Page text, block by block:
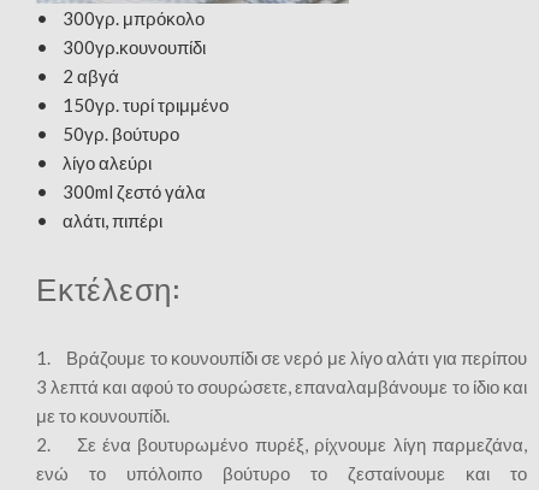
• 300γρ. μπρόκολο
• 300γρ.κουνουπίδι
• 2 αβγά
• 150γρ. τυρί τριμμένο
• 50γρ. βούτυρο
• λίγο αλεύρι
• 300ml ζεστό γάλα
• αλάτι, πιπέρι
Εκτέλεση:
1. Βράζουμε το κουνουπίδι σε νερό με λίγο αλάτι για περίπου
3 λεπτά και αφού το σουρώσετε, επαναλαμβάνουμε το ίδιο και
με το κουνουπίδι.
2. Σε ένα βουτυρωμένο πυρέξ, ρίχνουμε λίγη παρμεζάνα,
ενώ το υπόλοιπο βούτυρο το ζεσταίνουμε και το